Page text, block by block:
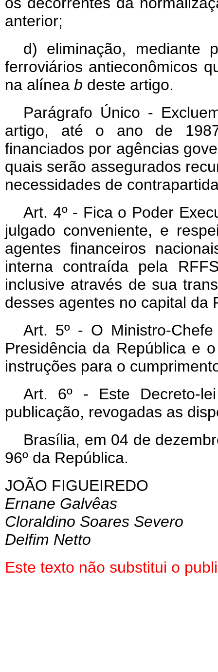
anterior;
d) eliminação, mediante
ferroviários antieconômicos
na alínea b deste artigo.
Parágrafo Único -
artigo, até o ano de
financiados por agências
quais serão assegurados
necessidades de
Art. 4º - Fica o Poder
julgado conveniente, e
agentes financeiros
interna contraída pela
inclusive através de sua
desses agentes no capital da
Art. 5º - O Ministro-
Presidência da República e
instruções para o
Art. 6º - Este Decreto-
publicação, revogadas as
Brasília, em 04 de
96º da República.
JOÃO FIGUEIREDO
Ernane Galvêas
Cloraldino Soares Severo
Delfim Netto
Este texto não substitui o